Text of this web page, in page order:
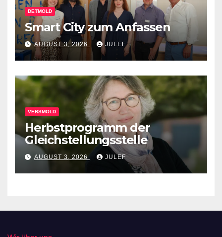
DETMOLD
Smart City zum Anfassen
AUGUST 3, 2026 JULEF
VERSMOLD
Herbstprogramm der
Gleichstellungsstelle
AUGUST 3, 2026 JULEF